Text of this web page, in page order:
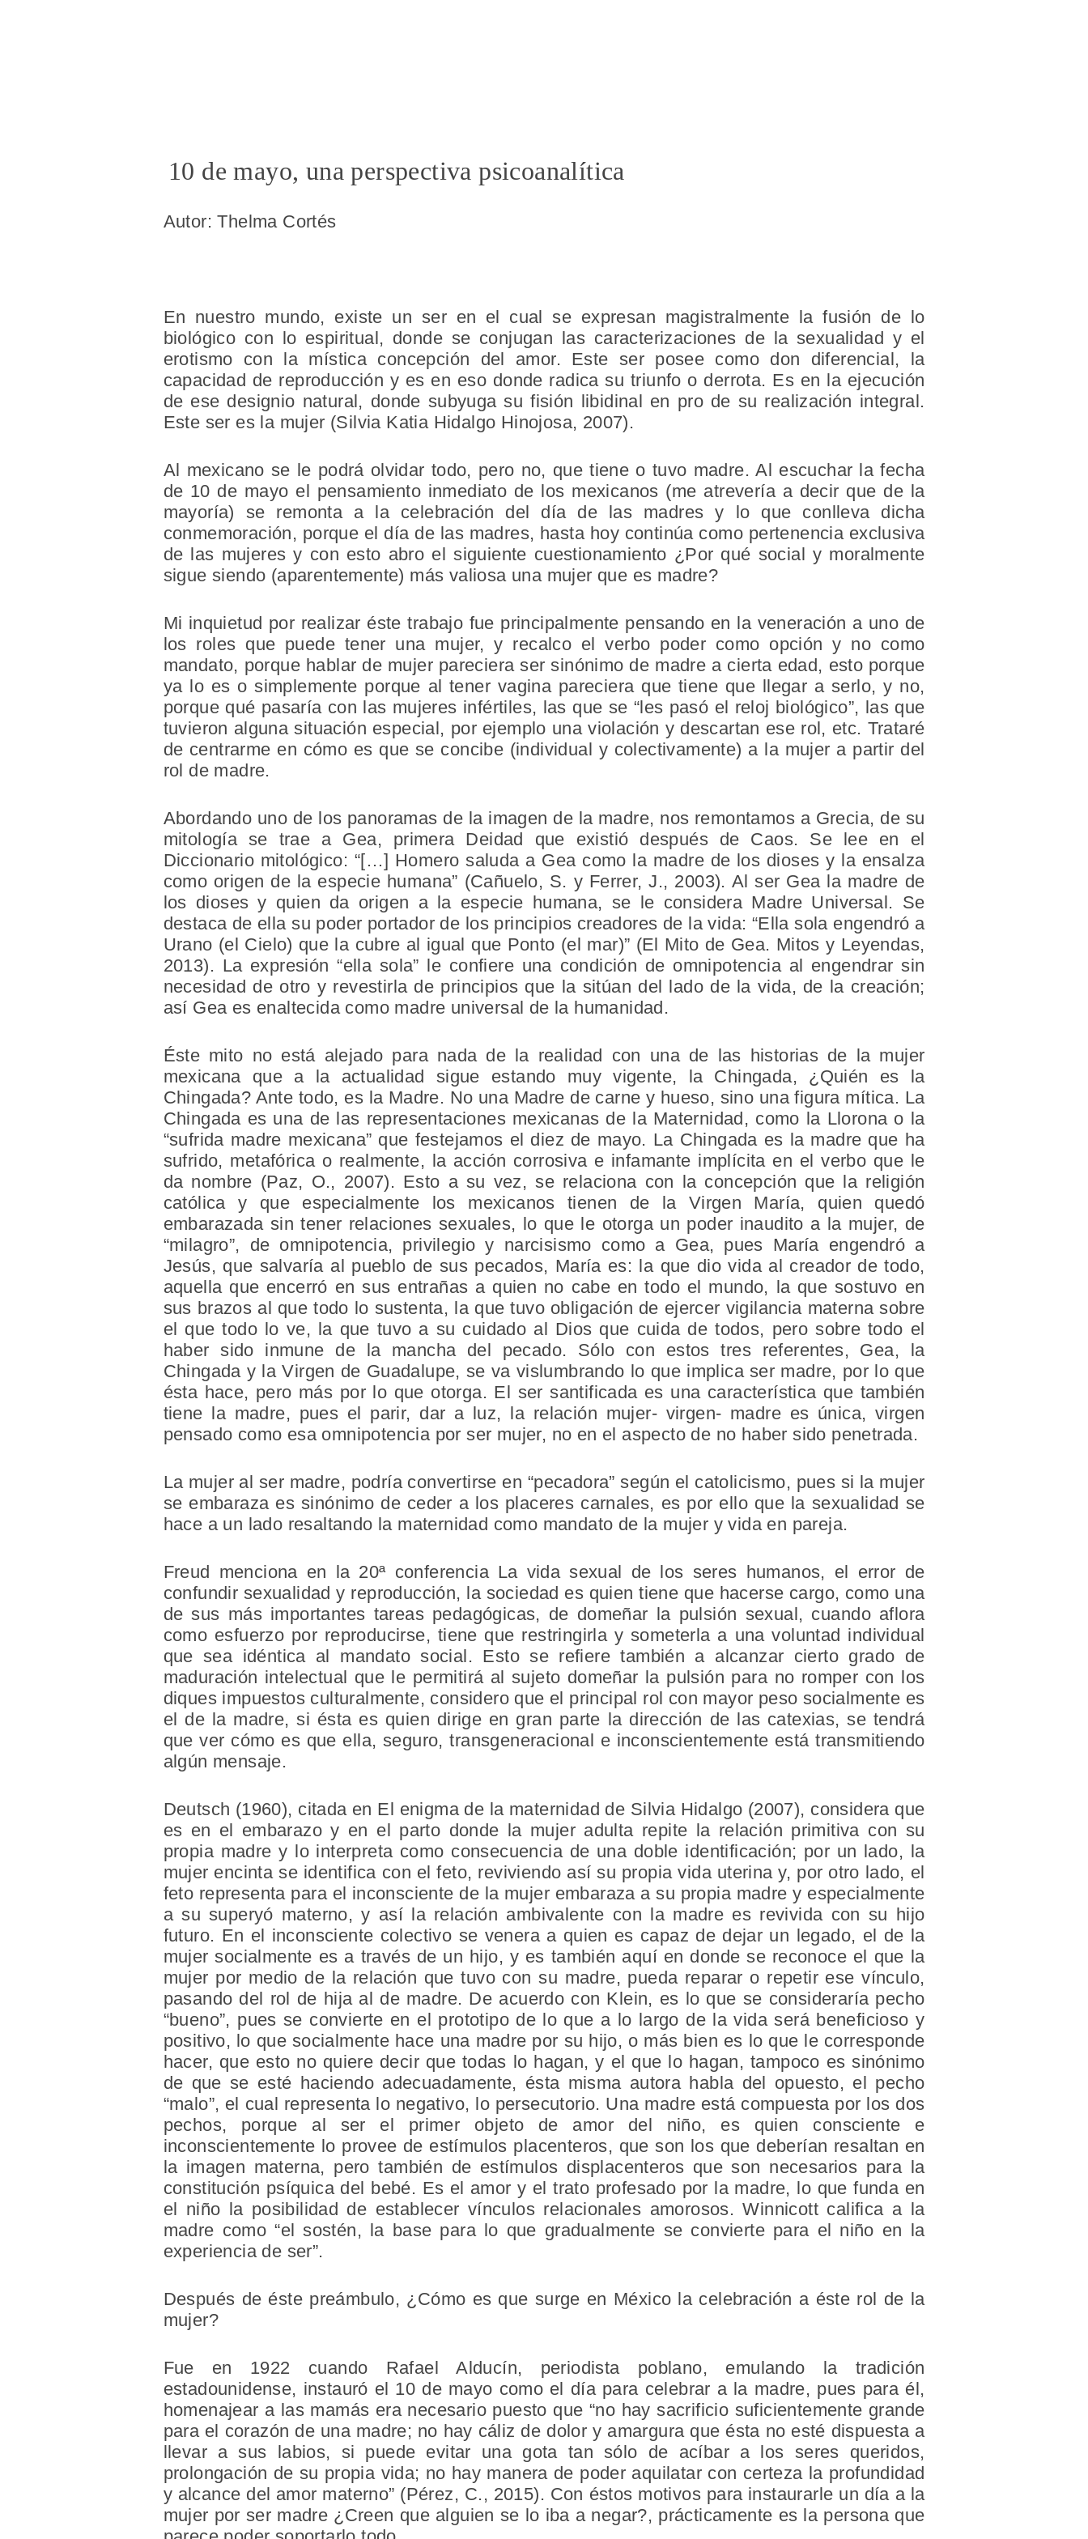
10 de mayo, una perspectiva psicoanalítica
Autor: Thelma Cortés
En nuestro mundo, existe un ser en el cual se expresan magistralmente la fusión de lo
biológico con lo espiritual, donde se conjugan las caracterizaciones de la sexualidad y el
erotismo con la mística concepción del amor. Este ser posee como don diferencial, la
capacidad de reproducción y es en eso donde radica su triunfo o derrota. Es en la ejecución
de ese designio natural, donde subyuga su fisión libidinal en pro de su realización integral.
Este ser es la mujer (Silvia Katia Hidalgo Hinojosa, 2007).
Al mexicano se le podrá olvidar todo, pero no, que tiene o tuvo madre. Al escuchar la fecha
de 10 de mayo el pensamiento inmediato de los mexicanos (me atrevería a decir que de la
mayoría) se remonta a la celebración del día de las madres y lo que conlleva dicha
conmemoración, porque el día de las madres, hasta hoy continúa como pertenencia exclusiva
de las mujeres y con esto abro el siguiente cuestionamiento ¿Por qué social y moralmente
sigue siendo (aparentemente) más valiosa una mujer que es madre?
Mi inquietud por realizar éste trabajo fue principalmente pensando en la veneración a uno de
los roles que puede tener una mujer, y recalco el verbo poder como opción y no como
mandato, porque hablar de mujer pareciera ser sinónimo de madre a cierta edad, esto porque
ya lo es o simplemente porque al tener vagina pareciera que tiene que llegar a serlo, y no,
porque qué pasaría con las mujeres infértiles, las que se “les pasó el reloj biológico”, las que
tuvieron alguna situación especial, por ejemplo una violación y descartan ese rol, etc. Trataré
de centrarme en cómo es que se concibe (individual y colectivamente) a la mujer a partir del
rol de madre.
Abordando uno de los panoramas de la imagen de la madre, nos remontamos a Grecia, de su
mitología se trae a Gea, primera Deidad que existió después de Caos. Se lee en el
Diccionario mitológico: “[…] Homero saluda a Gea como la madre de los dioses y la ensalza
como origen de la especie humana” (Cañuelo, S. y Ferrer, J., 2003). Al ser Gea la madre de
los dioses y quien da origen a la especie humana, se le considera Madre Universal. Se
destaca de ella su poder portador de los principios creadores de la vida: “Ella sola engendró a
Urano (el Cielo) que la cubre al igual que Ponto (el mar)” (El Mito de Gea. Mitos y Leyendas,
2013). La expresión “ella sola” le confiere una condición de omnipotencia al engendrar sin
necesidad de otro y revestirla de principios que la sitúan del lado de la vida, de la creación;
así Gea es enaltecida como madre universal de la humanidad.
Éste mito no está alejado para nada de la realidad con una de las historias de la mujer
mexicana que a la actualidad sigue estando muy vigente, la Chingada, ¿Quién es la
Chingada? Ante todo, es la Madre. No una Madre de carne y hueso, sino una figura mítica. La
Chingada es una de las representaciones mexicanas de la Maternidad, como la Llorona o la
“sufrida madre mexicana” que festejamos el diez de mayo. La Chingada es la madre que ha
sufrido, metafórica o realmente, la acción corrosiva e infamante implícita en el verbo que le
da nombre (Paz, O., 2007). Esto a su vez, se relaciona con la concepción que la religión
católica y que especialmente los mexicanos tienen de la Virgen María, quien quedó
embarazada sin tener relaciones sexuales, lo que le otorga un poder inaudito a la mujer, de
“milagro”, de omnipotencia, privilegio y narcisismo como a Gea, pues María engendró a
Jesús, que salvaría al pueblo de sus pecados, María es: la que dio vida al creador de todo,
aquella que encerró en sus entrañas a quien no cabe en todo el mundo, la que sostuvo en
sus brazos al que todo lo sustenta, la que tuvo obligación de ejercer vigilancia materna sobre
el que todo lo ve, la que tuvo a su cuidado al Dios que cuida de todos, pero sobre todo el
haber sido inmune de la mancha del pecado. Sólo con estos tres referentes, Gea, la
Chingada y la Virgen de Guadalupe, se va vislumbrando lo que implica ser madre, por lo que
ésta hace, pero más por lo que otorga. El ser santificada es una característica que también
tiene la madre, pues el parir, dar a luz, la relación mujer- virgen- madre es única, virgen
pensado como esa omnipotencia por ser mujer, no en el aspecto de no haber sido penetrada.
La mujer al ser madre, podría convertirse en “pecadora” según el catolicismo, pues si la mujer
se embaraza es sinónimo de ceder a los placeres carnales, es por ello que la sexualidad se
hace a un lado resaltando la maternidad como mandato de la mujer y vida en pareja.
Freud menciona en la 20ª conferencia La vida sexual de los seres humanos, el error de
confundir sexualidad y reproducción, la sociedad es quien tiene que hacerse cargo, como una
de sus más importantes tareas pedagógicas, de domeñar la pulsión sexual, cuando aflora
como esfuerzo por reproducirse, tiene que restringirla y someterla a una voluntad individual
que sea idéntica al mandato social. Esto se refiere también a alcanzar cierto grado de
maduración intelectual que le permitirá al sujeto domeñar la pulsión para no romper con los
diques impuestos culturalmente, considero que el principal rol con mayor peso socialmente es
el de la madre, si ésta es quien dirige en gran parte la dirección de las catexias, se tendrá
que ver cómo es que ella, seguro, transgeneracional e inconscientemente está transmitiendo
algún mensaje.
Deutsch (1960), citada en El enigma de la maternidad de Silvia Hidalgo (2007), considera que
es en el embarazo y en el parto donde la mujer adulta repite la relación primitiva con su
propia madre y lo interpreta como consecuencia de una doble identificación; por un lado, la
mujer encinta se identifica con el feto, reviviendo así su propia vida uterina y, por otro lado, el
feto representa para el inconsciente de la mujer embaraza a su propia madre y especialmente
a su superyó materno, y así la relación ambivalente con la madre es revivida con su hijo
futuro. En el inconsciente colectivo se venera a quien es capaz de dejar un legado, el de la
mujer socialmente es a través de un hijo, y es también aquí en donde se reconoce el que la
mujer por medio de la relación que tuvo con su madre, pueda reparar o repetir ese vínculo,
pasando del rol de hija al de madre. De acuerdo con Klein, es lo que se consideraría pecho
“bueno”, pues se convierte en el prototipo de lo que a lo largo de la vida será beneficioso y
positivo, lo que socialmente hace una madre por su hijo, o más bien es lo que le corresponde
hacer, que esto no quiere decir que todas lo hagan, y el que lo hagan, tampoco es sinónimo
de que se esté haciendo adecuadamente, ésta misma autora habla del opuesto, el pecho
“malo”, el cual representa lo negativo, lo persecutorio. Una madre está compuesta por los dos
pechos, porque al ser el primer objeto de amor del niño, es quien consciente e
inconscientemente lo provee de estímulos placenteros, que son los que deberían resaltan en
la imagen materna, pero también de estímulos displacenteros que son necesarios para la
constitución psíquica del bebé. Es el amor y el trato profesado por la madre, lo que funda en
el niño la posibilidad de establecer vínculos relacionales amorosos. Winnicott califica a la
madre como “el sostén, la base para lo que gradualmente se convierte para el niño en la
experiencia de ser”.
Después de éste preámbulo, ¿Cómo es que surge en México la celebración a éste rol de la
mujer?
Fue en 1922 cuando Rafael Alducín, periodista poblano, emulando la tradición
estadounidense, instauró el 10 de mayo como el día para celebrar a la madre, pues para él,
homenajear a las mamás era necesario puesto que “no hay sacrificio suficientemente grande
para el corazón de una madre; no hay cáliz de dolor y amargura que ésta no esté dispuesta a
llevar a sus labios, si puede evitar una gota tan sólo de acíbar a los seres queridos,
prolongación de su propia vida; no hay manera de poder aquilatar con certeza la profundidad
y alcance del amor materno” (Pérez, C., 2015). Con éstos motivos para instaurarle un día a la
mujer por ser madre ¿Creen que alguien se lo iba a negar?, prácticamente es la persona que